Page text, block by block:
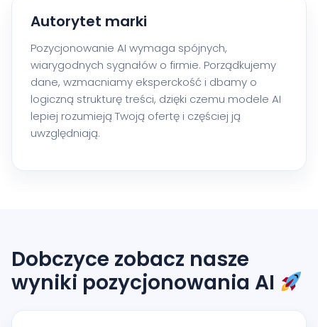
Autorytet marki
Pozycjonowanie AI wymaga spójnych,
wiarygodnych sygnałów o firmie. Porządkujemy
dane, wzmacniamy eksperckość i dbamy o
logiczną strukturę treści, dzięki czemu modele AI
lepiej rozumieją Twoją ofertę i częściej ją
uwzględniają.
Dobczyce zobacz nasze
wyniki pozycjonowania AI